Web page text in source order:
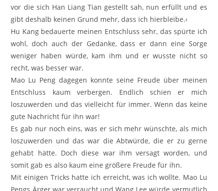
vor die sich Han Liang Tian gestellt sah, nun erfüllt und es
gibt deshalb keinen Grund mehr, dass ich hierbleibe.‹
Hu Kang bedauerte meinen Entschluss sehr, das spürte ich
wohl, doch auch der Gedanke, dass er dann eine Sorge
weniger haben würde, kam ihm und er wusste nicht so
recht, was besser war.
Mao Lu Peng dagegen konnte seine Freude über meinen
Entschluss kaum verbergen. Endlich schien er mich
loszuwerden und das vielleicht für immer. Wenn das keine
gute Nachricht für ihn war!
Es gab nur noch eins, was er sich mehr wünschte, als mich
loszuwerden und das war die Abtwürde, die er zu gerne
gehabt hätte. Doch diese war ihm versagt worden, und
somit gab es also kaum eine größere Freude für ihn.
Mit einigen Tricks hatte ich erreicht, was ich wollte. Mao Lu